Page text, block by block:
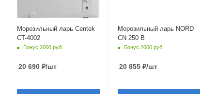
Морозильный ларь Centek
CT-4002
Бонус 2000 руб.
20 690 ₽/шт
Морозильный ларь NORD
CN 250 B
Бонус 2000 руб.
20 855₽/шт